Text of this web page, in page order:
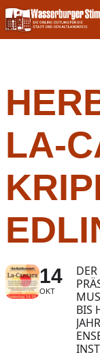
Skip
to
content
LA-
14
OKT
BIS